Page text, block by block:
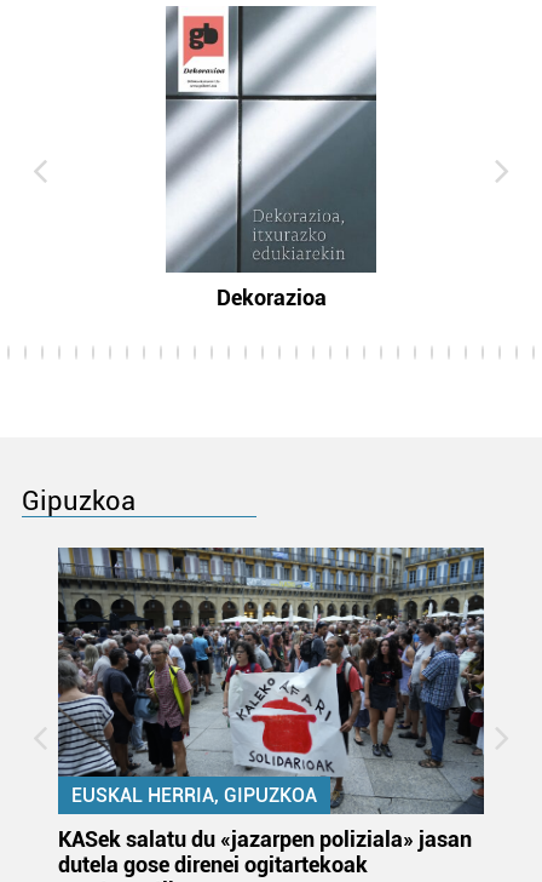
Dekorazioa
Gipuzkoa
EUSKAL HERRIA, GIPUZKOA
KASek salatu du «jazarpen poliziala» jasan
dutela gose direnei ogitartekoak